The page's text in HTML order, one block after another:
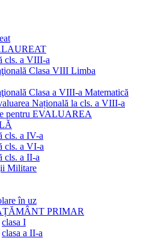
cls. a VIII-a
Clasa VIII Limba
Clasa a VIII-a Matematică
Națională la cls. a VIII-a
pentru EVALUAREA
cls. a IV-a
cls. a VI-a
cls. a II-a
Militare
în uz
PRIMAR
clasa I
clasa a II-a